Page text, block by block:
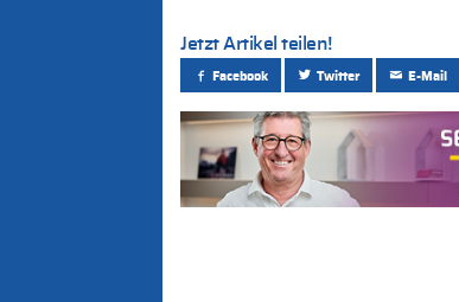
Jetzt Artikel teilen!
Facebook Twitter E-Mail